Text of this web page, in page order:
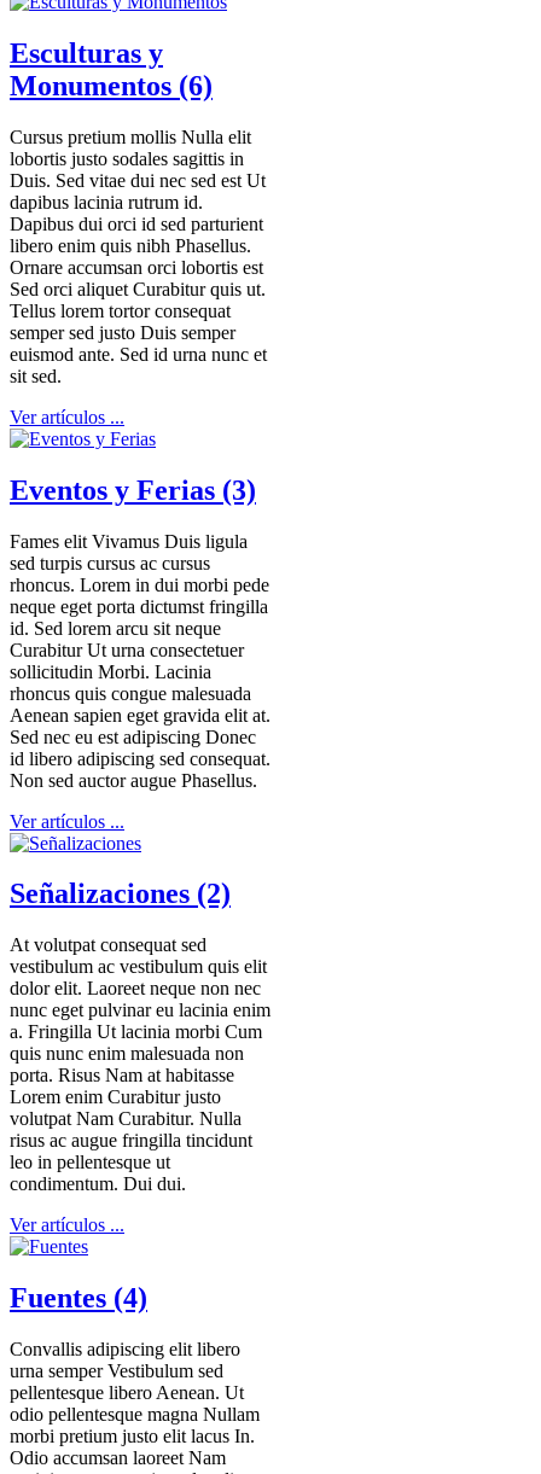
Esculturas y
Monumentos (6)
Cursus pretium mollis Nulla elit
lobortis justo sodales sagittis in
Duis. Sed vitae dui nec sed est Ut
dapibus lacinia rutrum id.
Dapibus dui orci id sed parturient
libero enim quis nibh Phasellus.
Ornare accumsan orci lobortis est
Sed orci aliquet Curabitur quis ut.
Tellus lorem tortor consequat
semper sed justo Duis semper
euismod ante. Sed id urna nunc et
sit sed.
Ver artículos ...
Eventos y Ferias (3)
Fames elit Vivamus Duis ligula
sed turpis cursus ac cursus
rhoncus. Lorem in dui morbi pede
neque eget porta dictumst fringilla
id. Sed lorem arcu sit neque
Curabitur Ut urna consectetuer
sollicitudin Morbi. Lacinia
rhoncus quis congue malesuada
Aenean sapien eget gravida elit at.
Sed nec eu est adipiscing Donec
id libero adipiscing sed consequat.
Non sed auctor augue Phasellus.
Ver artículos ...
Señalizaciones (2)
At volutpat consequat sed
vestibulum ac vestibulum quis elit
dolor elit. Laoreet neque non nec
nunc eget pulvinar eu lacinia enim
a. Fringilla Ut lacinia morbi Cum
quis nunc enim malesuada non
porta. Risus Nam at habitasse
Lorem enim Curabitur justo
volutpat Nam Curabitur. Nulla
risus ac augue fringilla tincidunt
leo in pellentesque ut
condimentum. Dui dui.
Ver artículos ...
Fuentes (4)
Convallis adipiscing elit libero
urna semper Vestibulum sed
pellentesque libero Aenean. Ut
odio pellentesque magna Nullam
morbi pretium justo elit lacus In.
Odio accumsan laoreet Nam